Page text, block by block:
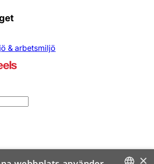
& arbetsmiljö
×